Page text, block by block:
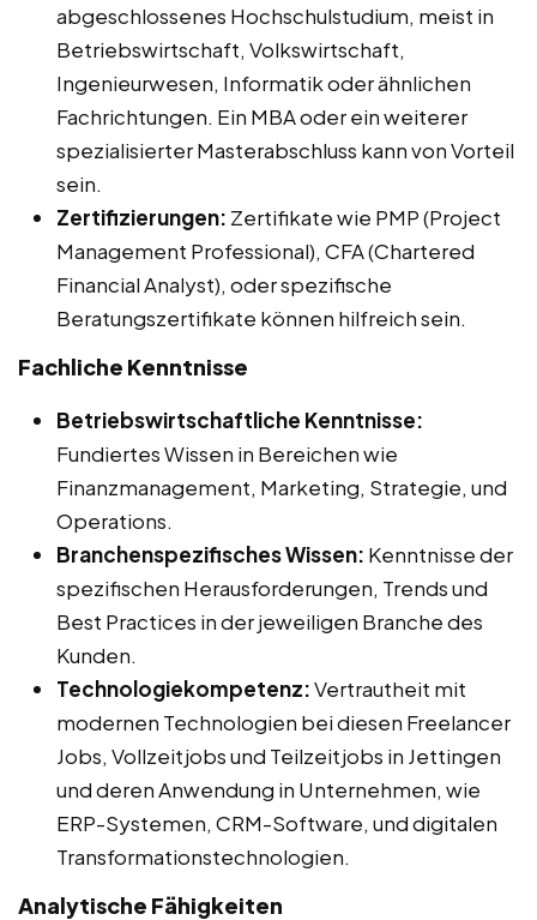
abgeschlossenes Hochschulstudium, meist in
Betriebswirtschaft, Volkswirtschaft,
Ingenieurwesen, Informatik oder ähnlichen
Fachrichtungen. Ein MBA oder ein weiterer
spezialisierter Masterabschluss kann von Vorteil
sein.
Zertifizierungen: Zertifikate wie PMP (Project
Management Professional), CFA (Chartered
Financial Analyst), oder spezifische
Beratungszertifikate können hilfreich sein.
Fachliche Kenntnisse
Betriebswirtschaftliche Kenntnisse:
Fundiertes Wissen in Bereichen wie
Finanzmanagement, Marketing, Strategie, und
Operations.
Branchenspezifisches Wissen: Kenntnisse der
spezifischen Herausforderungen, Trends und
Best Practices in der jeweiligen Branche des
Kunden.
Technologiekompetenz:Vertrautheit mit
modernen Technologien bei diesen Freelancer
Jobs, Vollzeitjobs und Teilzeitjobs in Jettingen
und deren Anwendung in Unternehmen, wie
ERP-Systemen, CRM-Software, und digitalen
Transformationstechnologien.
Analytische Fähigkeiten